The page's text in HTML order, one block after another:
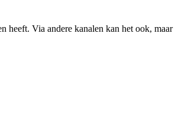
Via andere kanalen kan het ook,